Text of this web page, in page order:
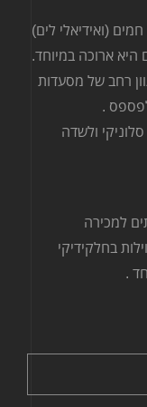
(ואידיאלי לים)
היא ארוכה במיוחד.
רחב של מסעדות
.
ולשדה
למכירה
בחלקידיקי
.